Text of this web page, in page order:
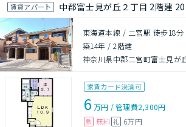
賃貸アパート 中郡富士見が丘２丁目 2階建
東海道本線 / 二宮駅 徒歩18分
築14年 /2階建
神奈川県中郡二宮町富士見が
家賃カード決済可
6 万円 /管理費2,300円
敷 無料 礼 6万円